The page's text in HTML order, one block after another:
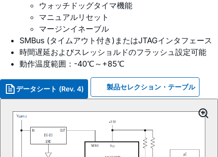
ウォッチドッグタイマ機能
マニュアルリセット
マージンイネーブル
SMBus (タイムアウト付き)またはJTAGインタフェース
時間遅延およびスレッショルドのフラッシュ設定可能
動作温度範囲：-40℃～+85℃
データシート (Rev. 4) 製品セレクション・テーブル